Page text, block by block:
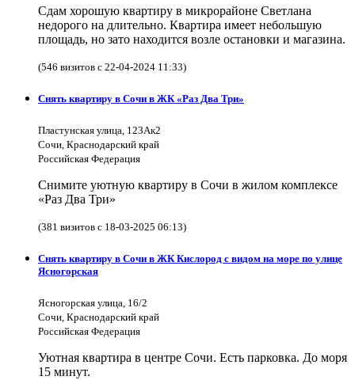
Сдам хорошую квартиру в микрорайоне Светлана
недорого на длительно. Квартира имеет небольшую
площадь, но зато находится возле остановки и магазина.
(546 визитов с 22-04-2024 11:33)
Снять квартиру в Сочи в ЖК «Раз Два Три»
Пластунская улица, 123Ак2
Сочи, Краснодарский край
Российская Федерация
Снимите уютную квартиру в Сочи в жилом комплексе
«Раз Два Три»
(381 визитов с 18-03-2025 06:13)
Снять квартиру в Сочи в ЖК Кислород с видом на море по улице
Ясногорская
Ясногорская улица, 16/2
Сочи, Краснодарский край
Российская Федерация
Уютная квартира в центре Сочи. Есть парковка. До моря
15 минут.